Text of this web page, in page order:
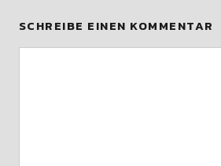
SCHREIBE EINEN KOMMENTAR